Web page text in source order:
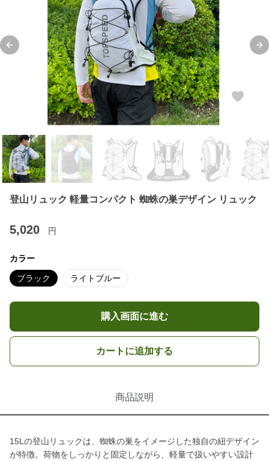
Previous slide
登山リュック 軽量コンパクト 蜘蛛の巣デザイン リュック
5,020 円
カラー
ブラック ライトブルー
購入画面に進む
カートに追加する
商品説明
15Lの登山リュックは、蜘蛛の巣をイメージした独自の紐デザイン
が特徴。荷物をしっかりと固定しながら、軽量で扱いやすい設計